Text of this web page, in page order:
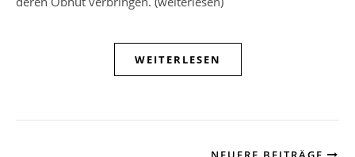
WEITERLESEN